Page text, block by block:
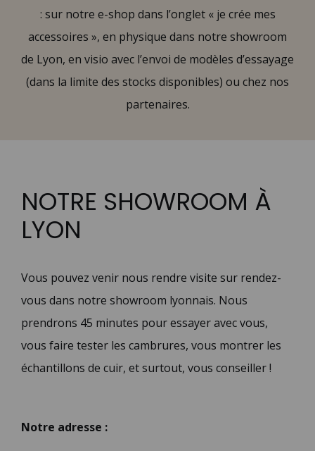
: sur notre e-shop dans l’onglet « je crée mes
accessoires », en physique dans notre showroom
de Lyon, en visio avec l’envoi de modèles d’essayage
(dans la limite des stocks disponibles) ou chez nos
partenaires.
NOTRE SHOWROOM À
LYON
Vous pouvez venir nous rendre visite sur rendez-
vous dans notre showroom lyonnais. Nous
prendrons 45 minutes pour essayer avec vous,
vous faire tester les cambrures, vous montrer les
échantillons de cuir, et surtout, vous conseiller !
Notre adresse :